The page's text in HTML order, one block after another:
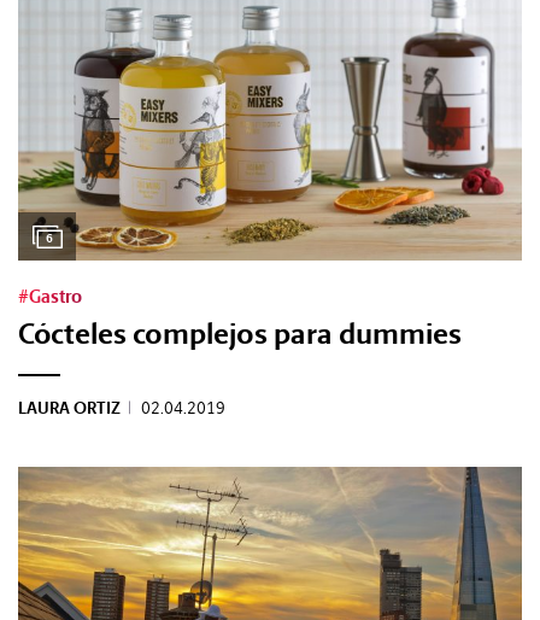
6
#Gastro
Cócteles complejos para dummies
LAURA ORTIZ | 02.04.2019